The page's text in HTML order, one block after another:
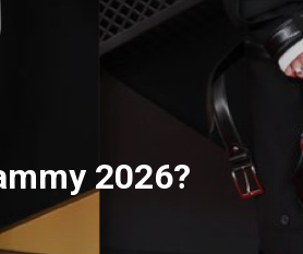
2026?